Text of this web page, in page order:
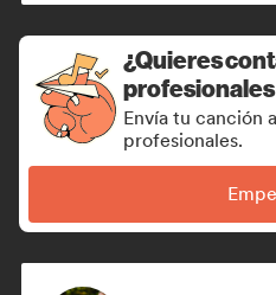
¿Quieres
profesionales
Envía tu canción
profesionales.